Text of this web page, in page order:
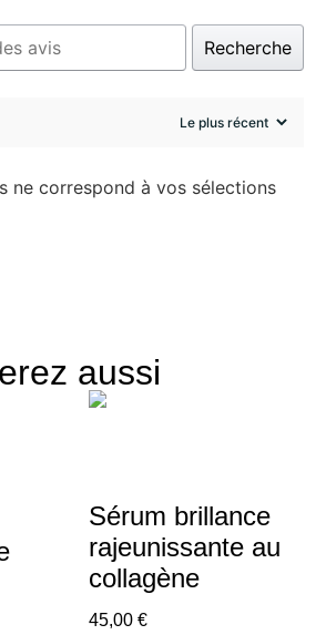
Recherche
ne correspond à vos sélections
aussi
Sérum brillance
rajeunissante au
collagène
45,00 €